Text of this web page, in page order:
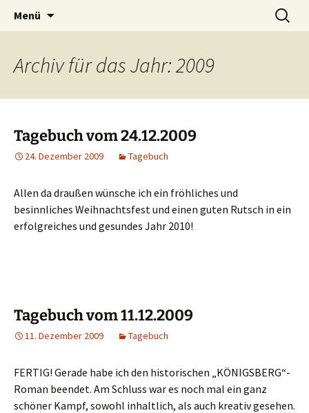
Timo Bader
Willkommen im Reich der Geschichten
Menü
Archiv für das Jahr: 2009
Tagebuch vom 24.12.2009
24. Dezember 2009 Tagebuch
Allen da draußen wünsche ich ein fröhliches und
besinnliches Weihnachtsfest und einen guten Rutsch in ein
erfolgreiches und gesundes Jahr 2010!
Tagebuch vom 11.12.2009
11. Dezember 2009 Tagebuch
FERTIG! Gerade habe ich den historischen „KÖNIGSBERG“-
Roman beendet. Am Schluss war es noch mal ein ganz
schöner Kampf, sowohl inhaltlich, als auch kreativ gesehen.